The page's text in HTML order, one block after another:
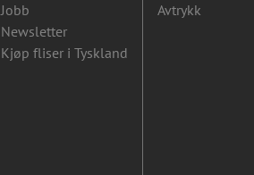
Jobb
Newsletter
Kjøp fliser i Tyskland
Avtrykk